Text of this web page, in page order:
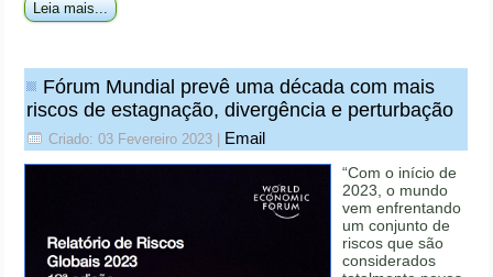
Leia mais...
Fórum Mundial prevê uma década com mais
riscos de estagnação, divergência e perturbação
Criado: 03 Fevereiro 2023 Email
“Com o início de
2023, o mundo
vem enfrentando
um conjunto de
riscos que são
considerados